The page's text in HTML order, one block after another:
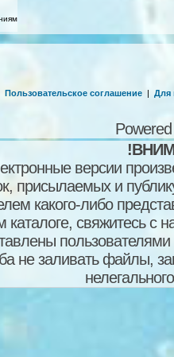
Пользовательское соглашение | Для
версии
присылаемых и
какого-либо
каталоге, свяжитесь
пользователями
не заливать файлы,